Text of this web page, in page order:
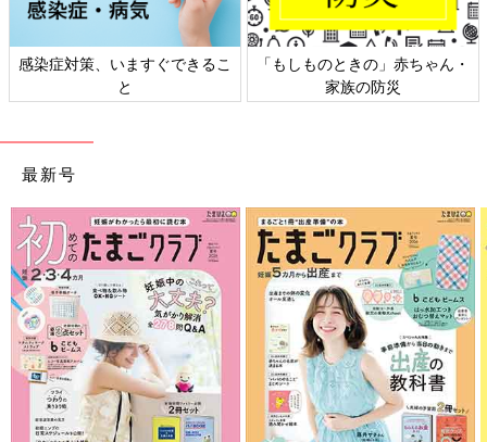
・
日本外来小児科学会リーフレッ
六星占術 細木かおりさんの
相談
最新号